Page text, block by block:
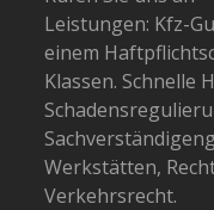
Leistungen: Kfz-
einem
Klassen. Schnelle
Werkstätten,
Verkehrsrecht.